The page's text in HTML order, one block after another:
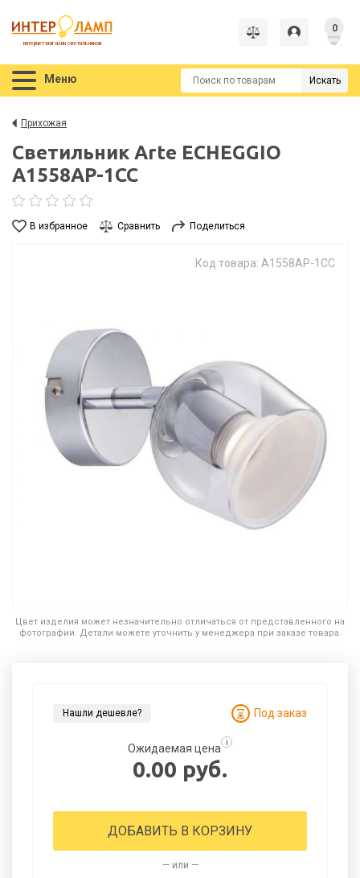
интернет-магазин светильников
0
Меню Искать
Прихожая
Светильник Arte ECHEGGIO
A1558AP-1CC
В избранное Сравнить Поделиться
Код товара: A1558AP-1CC
Цвет изделия может незначительно отличаться от представленного на
фотографии. Детали можете уточнить у менеджера при заказе товара.
Нашли дешевле? Под заказ
Ожидаемая цена i
0.00 руб.
ДОБАВИТЬ В КОРЗИНУ
— или —